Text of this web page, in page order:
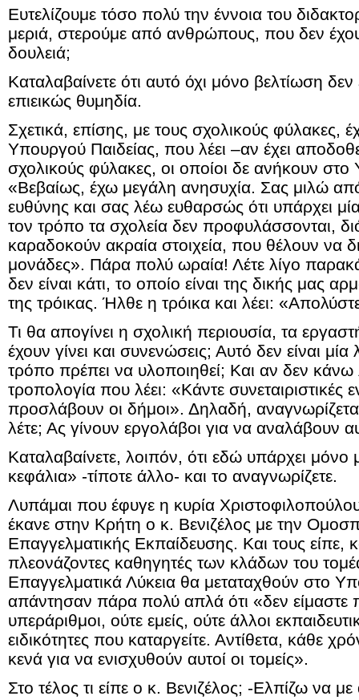
Ευτελίζουμε τόσο πολύ την έννοια του
μεριά, στερούμε από ανθρώπους, που δεν
δουλειά;
Καταλαβαίνετε ότι αυτό όχι μόνο βελτίωση
επιεικώς θυμηδία.
Σχετικά, επίσης, με τους σχολικούς φύλακες,
Υπουργού Παιδείας, που λέει –αν έχει
σχολικούς φύλακες, οι οποίοι δε ανήκουν στο
«Βεβαίως, έχω μεγάλη ανησυχία. Σας μιλώ
ευθύνης και σας λέω ευθαρσώς ότι υπάρχει
τον τρόπο τα σχολεία δεν προφυλάσσονται,
καραδοκούν ακραία στοιχεία, που θέλουν να
μονάδες». Πάρα πολύ ωραία! Λέτε λίγο
δεν είναι κάτι, το οποίο είναι της δικής μας
της τρόικας. Ήλθε η τρόικα και λέει:
Τι θα απογίνει η σχολική περιουσία, τα
έχουν γίνει και συνενώσεις; Αυτό δεν είναι
τρόπο πρέπει να υλοποιηθεί; Και αν δεν κάνω
τροπολογία που λέει: «Κάντε συνεταιριστικές
προσλάβουν οι δήμοι». Δηλαδή, αναγνωρίζεται
λέτε; Ας γίνουν εργολάβοι για να αναλάβουν
Καταλαβαίνετε, λοιπόν, ότι εδώ υπάρχει μόνο
κεφάλια» -τίποτε άλλο- και το αναγνωρίζετε.
Λυπάμαι που έφυγε η κυρία
έκανε στην Κρήτη ο κ. Βενιζέλος με την
Επαγγελματικής Εκπαίδευσης. Και τους είπε,
πλεονάζοντες καθηγητές των κλάδων του
Επαγγελματικά Λύκεια θα μεταταχθούν στο
απάντησαν πάρα πολύ απλά ότι «δεν είμαστε
υπεράριθμοι, ούτε εμείς, ούτε άλλοι
ειδικότητες που καταργείτε. Αντίθετα, κάθε
κενά για να ενισχυθούν αυτοί οι τομείς».
Στο τέλος τι είπε ο κ. Βενιζέλος; -Ελπίζω να